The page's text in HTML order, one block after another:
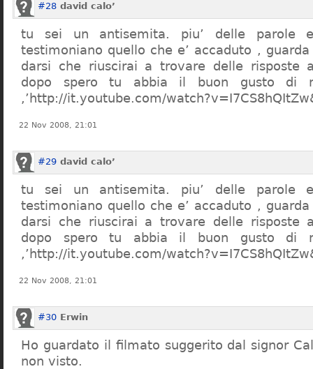
#28 david calo’
tu sei un antisemita. piu’ delle parole
testimoniano quello che e’ accaduto , guarda
darsi che riuscirai a trovare delle risposte
dopo spero tu abbia il buon gusto di
,’http://it.youtube.com/
22 Nov 2008, 21:01
#29 david calo’
tu sei un antisemita. piu’ delle parole
testimoniano quello che e’ accaduto , guarda
darsi che riuscirai a trovare delle risposte
dopo spero tu abbia il buon gusto di
,’http://it.youtube.com/
22 Nov 2008, 21:01
#30 Erwin
Ho guardato il filmato suggerito dal signor
non visto.